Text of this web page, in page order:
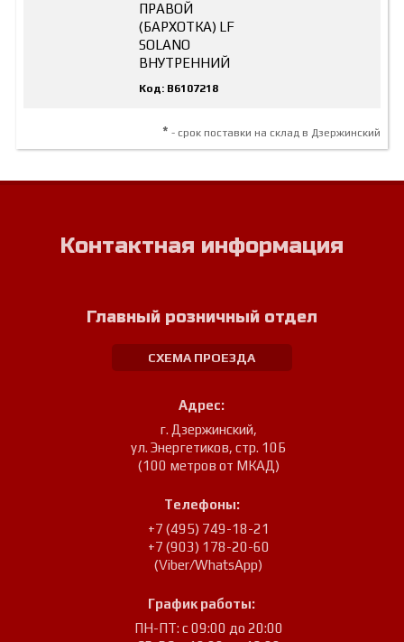
ПРАВОЙ
(БАРХОТКА) LF
SOLANO
ВНУТРЕННИЙ
Код: B6107218
* - срок поставки на склад в Дзержинский
Контактная информация
Главный розничный отдел
СХЕМА ПРОЕЗДА
Адрес:
г. Дзержинский,
ул. Энергетиков, стр. 10Б
(100 метров от МКАД)
Телефоны:
+7 (495) 749-18-21
+7 (903) 178-20-60
(Viber/WhatsApp)
График работы:
ПН-ПТ: с 09:00 до 20:00